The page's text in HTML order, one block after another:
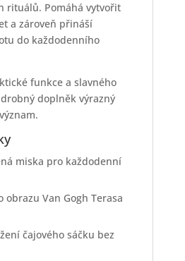
rituálů. Pomáhá vytvořit
a zároveň přináší
do každodenního
funkce a slavného
doplněk výrazný
miska pro každodenní
obrazu Van Gogh Terasa
čajového sáčku bez